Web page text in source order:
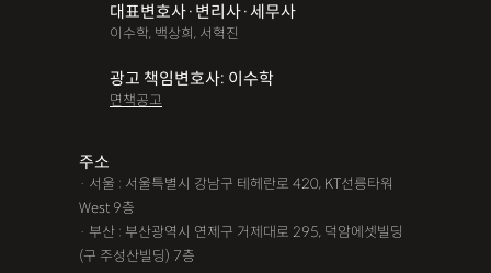
대표변호사·변리사·세무사
이수학, 백상희, 서혁진
광고 책임변호사: 이수학
면책공고
주소
· 서울 : 서울특별시 강남구 테헤란로 420, KT선릉타워
West 9층
· 부산 : 부산광역시 연제구 거제대로 295, 덕암에셋빌딩
(구 주성산빌딩) 7층